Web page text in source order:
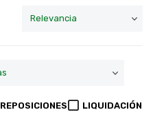
REPOSICIONES LIQUIDACIÓN